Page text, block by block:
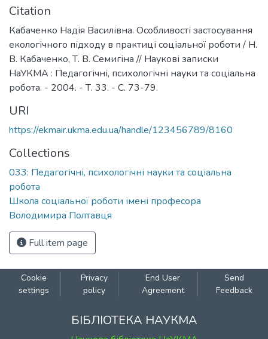
Citation
Кабаченко Надія Василівна. Особливості застосування
екологічного підходу в практиці соціальної роботи / Н.
В. Кабаченко, Т. В. Семигіна // Наукові записки
НаУКМА : Педагогічні, психологічні науки та соціальна
робота. - 2004. - Т. 33. - С. 73-79.
URI
https://ekmair.ukma.edu.ua/handle/123456789/8160
Collections
033: Педагогічні, психологічні науки та соціальна
робота
Школа соціальної роботи імені професора
Володимира Полтавця
Full item page
Cookie
settings
Privacy
policy
End User
Agreement
Send
Feedback
БІБЛІОТЕКА НАУКМА